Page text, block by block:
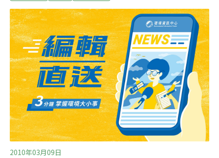
務局應加強輔導進口及提出明確長期計畫。北中南設八採
礦區 年採八百萬噸依照環保署2012年修正發佈「應實施
環境影響評估之政策細項」，規定砂石開發供應應該實施
政策環評及每5年進行檢討，並在2015年要求礦務局大幅
修正2006年版本的政策環評環說書，重新研提。此次公聽
會為礦務局第二次辦理，前次為去年10月底舉辦。公聽會
由礦務局副局長陳逸偵主持，出面進行簡報者為計畫主持
人蔡穗，蔡穗亦為中華民國鑛業協進會理事長，是礦業資
深業界人士。蔡穗指出，依照19
2010年03月09日